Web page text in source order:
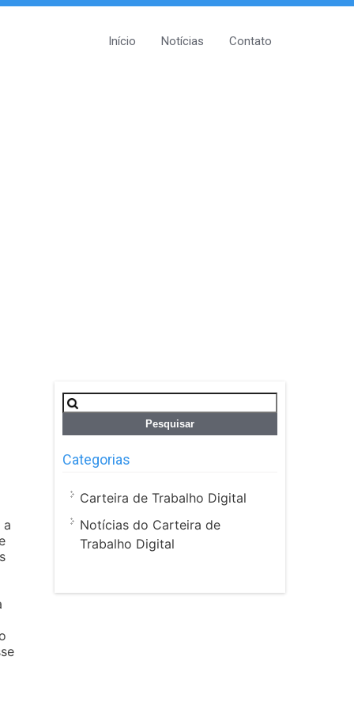
Início Notícias Contato
a
Pesquisar
por:
Categorias
Carteira de Trabalho Digital
Notícias do Carteira de
Trabalho Digital